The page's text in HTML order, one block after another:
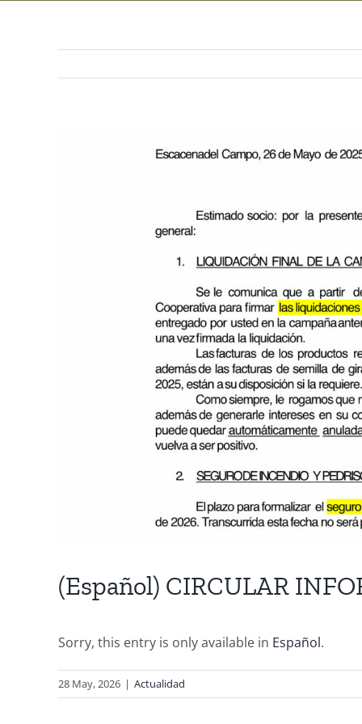
(Español) CIRCULAR
Sorry, this entry is only available in Español.
28 May, 2026 | Actualidad